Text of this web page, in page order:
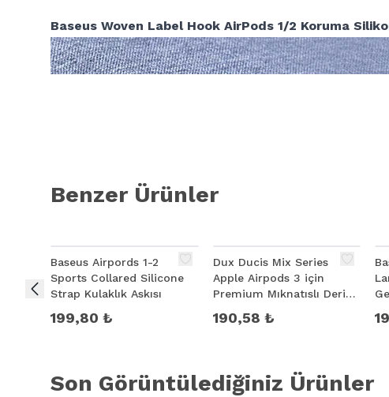
Baseus Woven Label Hook AirPods 1/2 Koruma
Benzer Ürünler
Baseus Airpords 1-2
Sports Collared Silicone
Strap Kulaklık Askısı
199,80 ₺
Dux Ducis Mix Series
Apple Airpods 3 için
Premium Mıknatıslı Deri
190,58 ₺
Son Görüntülediğiniz Ürünler